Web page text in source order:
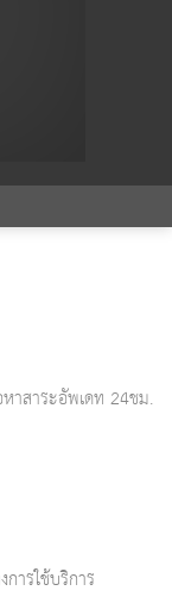
หาสาระอัพเดท 24ชม.
การใช้บริการ